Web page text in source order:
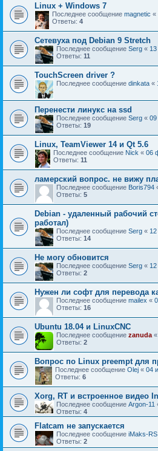
Linux + Windows 7
Последнее сообщение magnetic «
Ответы: 4
Сетевуха под Debian 9 Stretch
Последнее сообщение Serg «
Ответы: 11
TouchScreen driver ?
Последнее сообщение dinkata «
Перенести линукс на ssd
Последнее сообщение Serg « 09
Ответы: 19
Linux, TeamViewer 14 и Qt 5.6
Последнее сообщение Nick « 06
Ответы: 11
ламерский вопрос. не вижу
Последнее сообщение Boris794
Ответы: 5
Debian - удаленный рабочий
работал)
Последнее сообщение Serg «
Ответы: 14
Не могу обновится
Последнее сообщение Serg «
Ответы: 2
Нужен ли софт для перевода
Последнее сообщение mailex «
Ответы: 16
Ubuntu 18.04 и LinuxCNC
Последнее сообщение zanuda «
Ответы: 2
Вопрос по Linux preempt для
Последнее сообщение Olej « 04
Ответы: 6
Xorg, RT и встроенное видео
Последнее сообщение Argon-11
Ответы: 4
Flatcam не запускается
Последнее сообщение iMaks-RS
Ответы: 2